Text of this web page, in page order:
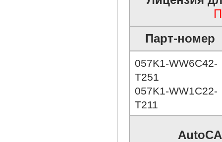
Парт-номер
057K1-WW6C42-
T251
057K1-WW1C22-
T211